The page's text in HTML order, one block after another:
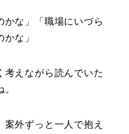
かな」「職場にいづら
な」
考えながら読んでいた
外ずっと一人で抱え